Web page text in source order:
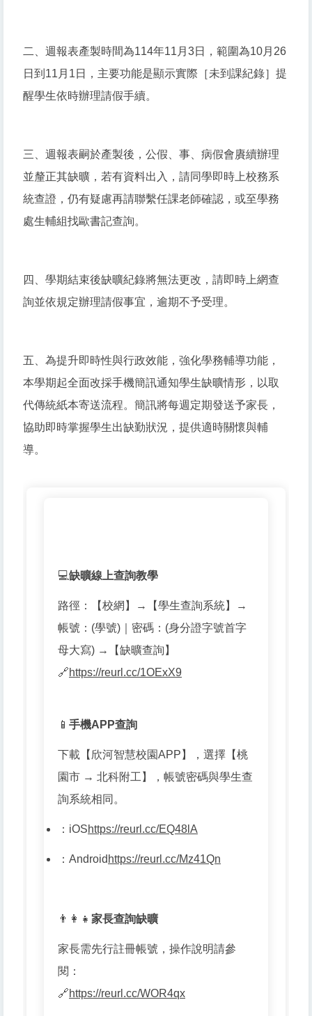
二、週報表產製時間為114年11月3日，範圍為10月26
日到11月1日，主要功能是顯示實際［未到課紀錄］提
醒學生依時辦理請假手續。
三、週報表嗣於產製後，公假、事、病假會賡續辦理
並釐正其缺曠，若有資料出入，請同學即時上校務系
統查證，仍有疑慮再請聯繫任課老師確認，或至學務
處生輔組找歐書記查詢。
四、學期結束後缺曠紀錄將無法更改，請即時上網查
詢並依規定辦理請假事宜，逾期不予受理。
五、為提升即時性與行政效能，強化學務輔導功能，
本學期起全面改採手機簡訊通知學生缺曠情形，以取
代傳統紙本寄送流程。簡訊將每週定期發送予家長，
協助即時掌握學生出缺勤狀況，提供適時關懷與輔
導。
💻缺曠線上查詢教學
路徑：【校網】→【學生查詢系統】→
帳號：(學號)｜密碼：(身分證字號首字
母大寫) →【缺曠查詢】
🔗https://reurl.cc/1OExX9
📱 手機APP查詢
下載【欣河智慧校園APP】，選擇【桃
園市 → 北科附工】，帳號密碼與學生查
詢系統相同。
： iOShttps://reurl.cc/EQ48lA
： Android https://reurl.cc/Mz41Qn
👨👩👧 家長查詢缺曠
家長需先行註冊帳號，操作說明請參
閱：
🔗https://reurl.cc/WOR4qx